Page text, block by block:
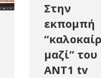
Στην
εκπομπή
μαζί” του
ΑΝΤ1 tv